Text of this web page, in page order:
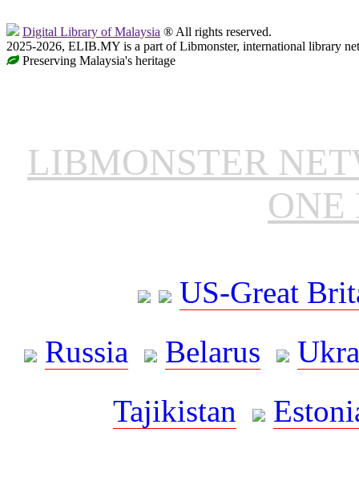
Digital Library of Malaysia ® All rights reserved.
2025-2026, ELIB.MY is a part of Libmonster, international library
Preserving Malaysia's heritage
LIBMONSTER
ONE
US-Great
Russia
Belarus
Tajikistan